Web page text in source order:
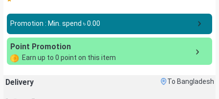
Promotion : Min. spend ৳0.00
Point Promotion
Earn up to 0 point on this item
Delivery To Bangladesh